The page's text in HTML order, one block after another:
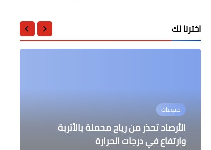
اخترنا لك
منوعات
الأرصاد تحذر من رياح محملة بالأتربة
وارتفاع في درجات الحرارة
الرياضة
بطولة للتاريخ... نابولي يتوج بطلاً لدوري
الكالتشيو بعد 33 عام
مقالات
المسلمون أبرياء من حرق مكتبة
الإسكندرية
تعرف على مصير محمد حمدان حميدتي
حال تعرضه للهزيمة أمام الجيش
السوداني.. فيديو
مقالات
أناس تمنوا الموت مائة مرة في اليوم
بسبب !!!